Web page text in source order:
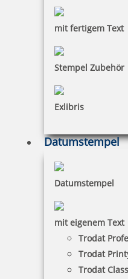
mit fertigem Text
Stempel Zubehör
Exlibris
Datumstempel
Datumstempel
mit eigenem Text
Trodat
Trodat
Trodat
inkl. 10 % Rabatt4,17 €
Jetzt gestalten
Colop Expert Line